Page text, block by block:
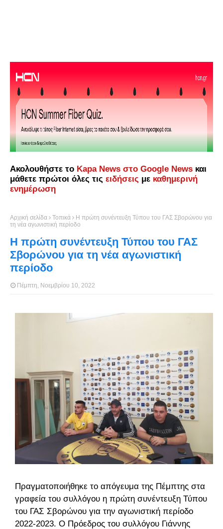
Ακολουθήστε το Kapa News στο Google News και
μάθετε πρώτοι όλες τις ειδήσεις με καθημερινή
ενημέρωση
Αρχική σελίδα Τοπικά
Η πρώτη συνέντευξη Τύπου του ΓΑΣ Σβορώνου για
τη νέα αγωνιστική περίοδο
Η πρώτη συνέντευξη Τύπου του ΓΑΣ
Σβορώνου για τη νέα αγωνιστική
περίοδο
Πέμπτη, Νοεμβρίου 10, 2022
Πραγματοποιήθηκε το απόγευμα της Πέμπτης στα
γραφεία του συλλόγου η πρώτη συνέντευξη Τύπου
του ΓΑΣ Σβορώνου για την αγωνιστική περίοδο
2022-2023. Ο Πρόεδρος του συλλόγου Γιάννης